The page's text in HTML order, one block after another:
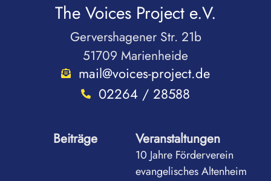
The Voices Project e.V.
Gervershagener Str. 21b
51709 Marienheide
mail@voices-project.de
02264 / 28588
Beiträge Veranstaltungen
10 Jahre Förderverein
evangelisches Altenheim